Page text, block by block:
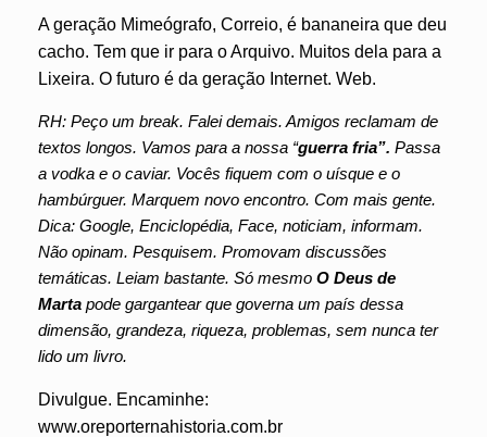
A geração Mimeógrafo, Correio, é bananeira que deu
cacho. Tem que ir para o Arquivo. Muitos dela para a
Lixeira. O futuro é da geração Internet. Web.
RH: Peço um break. Falei demais. Amigos reclamam de
textos longos. Vamos para a nossa “guerra fria”. Passa
a vodka e o caviar. Vocês fiquem com o uísque e o
hambúrguer. Marquem novo encontro. Com mais gente.
Dica: Google, Enciclopédia, Face, noticiam, informam.
Não opinam. Pesquisem. Promovam discussões
temáticas. Leiam bastante. Só mesmo O Deus de
Marta pode gargantear que governa um país dessa
dimensão, grandeza, riqueza, problemas, sem nunca ter
lido um livro.
Divulgue. Encaminhe:
www.oreporternahistoria.com.br